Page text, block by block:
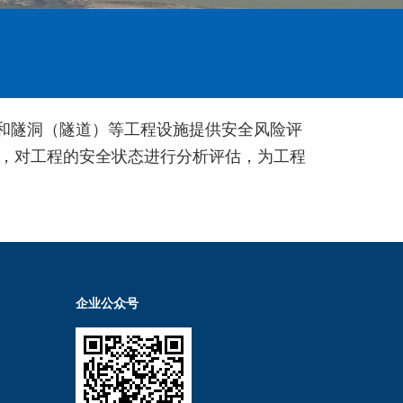
隧洞（隧道）等工程设施提供安全风险评
对工程的安全状态进行分析评估 ，为工程
企业公众号